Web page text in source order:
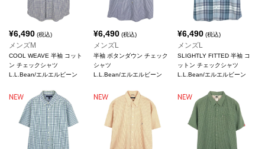
¥6,490 (税込)
メンズM
COOL WEAVE 半袖 コット
ン チェックシャツ
L.L.Bean/エルエルビーン
¥6,490(税込)
メンズL
半袖 ボタンダウン チェック
シャツ
L.L.Bean/エルエルビーン
¥6,490 (税込)
メンズL
SLIGHTLY FITTED 半袖 コ
ットン チェックシャツ
L.L.Bean/エルエルビーン